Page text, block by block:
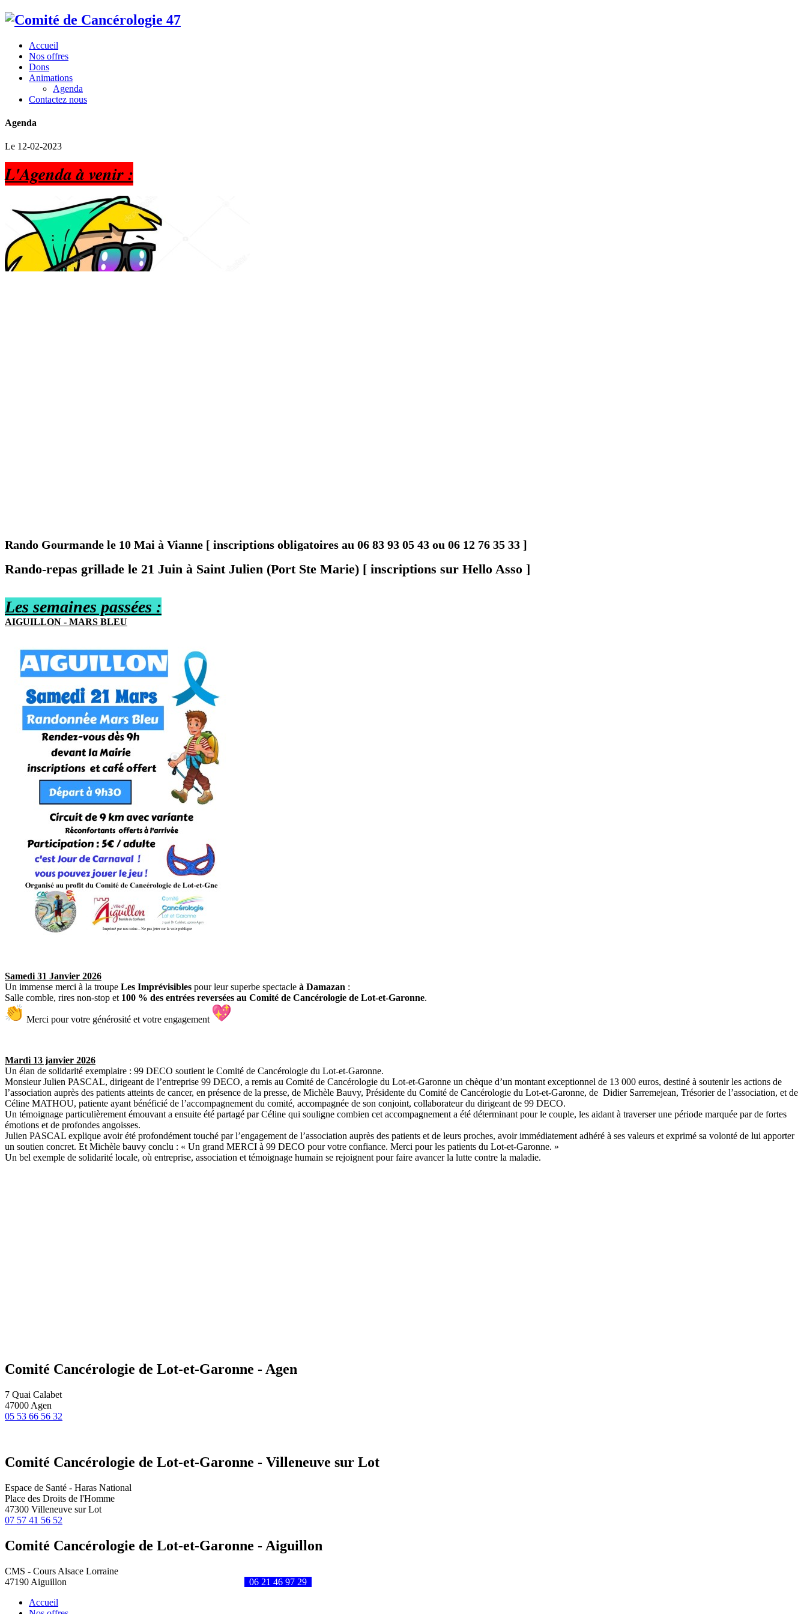
Accueil
Nos offres
Dons
Animations
Agenda
Contactez nous
Agenda
Le 12-02-2023
L'Agenda à venir :
Rando Gourmande le 10 Mai à Vianne [ inscriptions obligatoires au 06 83 93 05 43 ou 06 12 76 35 33 ]
Rando-repas grillade le 21 Juin à Saint Julien (Port Ste Marie) [ inscriptions sur Hello Asso ]
Les semaines passées :
AIGUILLON - MARS BLEU
Samedi 31 Janvier 2026
Un immense merci à la troupe Les Imprévisibles pour leur superbe spectacle à Damazan :
Salle comble, rires non-stop et 100 % des entrées reversées au Comité de Cancérologie de Lot-et-Garonne.
Merci pour votre générosité et votre engagement
Mardi 13 janvier 2026
Un élan de solidarité exemplaire : 99 DECO soutient le Comité de Cancérologie du Lot-et-Garonne.
Monsieur Julien PASCAL, dirigeant de l’entreprise 99 DECO, a remis au Comité de Cancérologie du Lot-et-Garonne un chèque d’un montant exceptionnel de 13 000 euros, destiné à soutenir les actions de
l’association auprès des patients atteints de cancer, en présence de la presse, de Michèle Bauvy, Présidente du Comité de Cancérologie du Lot-et-Garonne, de Didier Sarremejean, Trésorier de l’association, et de
Céline MATHOU, patiente ayant bénéficié de l’accompagnement du comité, accompagnée de son conjoint, collaborateur du dirigeant de 99 DECO.
Un témoignage particulièrement émouvant a ensuite été partagé par Céline qui souligne combien cet accompagnement a été déterminant pour le couple, les aidant à traverser une période marquée par de fortes
émotions et de profondes angoisses.
Julien PASCAL explique avoir été profondément touché par l’engagement de l’association auprès des patients et de leurs proches, avoir immédiatement adhéré à ses valeurs et exprimé sa volonté de lui apporter
un soutien concret. Et Michèle bauvy conclu : « Un grand MERCI à 99 DECO pour votre confiance. Merci pour les patients du Lot-et-Garonne. »
Un bel exemple de solidarité locale, où entreprise, association et témoignage humain se rejoignent pour faire avancer la lutte contre la maladie.
Comité Cancérologie de Lot-et-Garonne - Agen
7 Quai Calabet
47000 Agen
05 53 66 56 32
Comité Cancérologie de Lot-et-Garonne - Villeneuve sur Lot
Espace de Santé - Haras National
Place des Droits de l'Homme
47300 Villeneuve sur Lot
07 57 41 56 52
Comité Cancérologie de Lot-et-Garonne - Aiguillon
CMS - Cours Alsace Lorraine
47190 Aiguillon
06 21 46 97 29
Accueil